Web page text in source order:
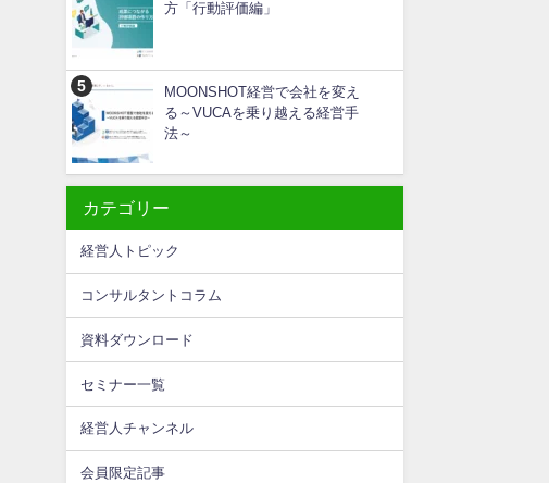
方「行動評価編」
MOONSHOT経営で会社を変え
る～VUCAを乗り越える経営手
法～
カテゴリー
経営人トピック
コンサルタントコラム
資料ダウンロード
セミナー一覧
経営人チャンネル
会員限定記事